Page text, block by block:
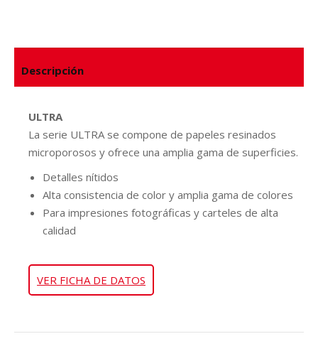
Descripción
ULTRA
La serie ULTRA se compone de papeles resinados
microporosos y ofrece una amplia gama de superficies.
Detalles nítidos
Alta consistencia de color y amplia gama de colores
Para impresiones fotográficas y carteles de alta
calidad
VER FICHA DE DATOS